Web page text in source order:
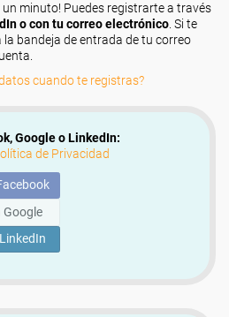
minuto! Puedes registrarte a través
o con tu correo electrónico . Si te
bandeja de entrada de tu correo
cuando te registras?
Google o LinkedIn:
de Privacidad
Google